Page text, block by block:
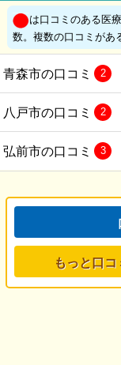
は口コミのある医療
数。複数の口コミがあ
青森市の口コミ 2
八戸市の口コミ 2
弘前市の口コミ 3
もっと口